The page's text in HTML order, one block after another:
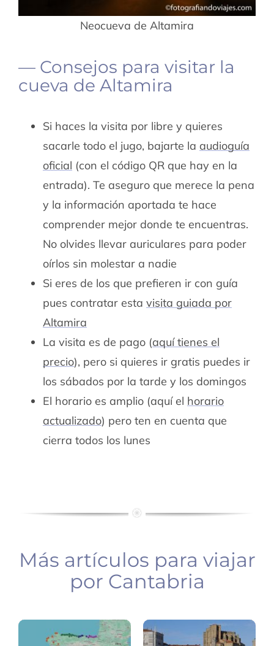
Neocueva de Altamira
— Consejos para visitar la
cueva de Altamira
Si haces la visita por libre y quieres
sacarle todo el jugo, bajarte la audioguía
oficial (con el código QR que hay en la
entrada). Te aseguro que merece la pena
y la información aportada te hace
comprender mejor donde te encuentras.
No olvides llevar auriculares para poder
oírlos sin molestar a nadie
Si eres de los que prefieren ir con guía
pues contratar esta visita guiada por
Altamira
La visita es de pago (aquí tienes el
precio), pero si quieres ir gratis puedes ir
los sábados por la tarde y los domingos
El horario es amplio (aquí el horario
actualizado) pero ten en cuenta que
cierra todos los lunes
Más artículos para viajar
por Cantabria
España
Cantabria: